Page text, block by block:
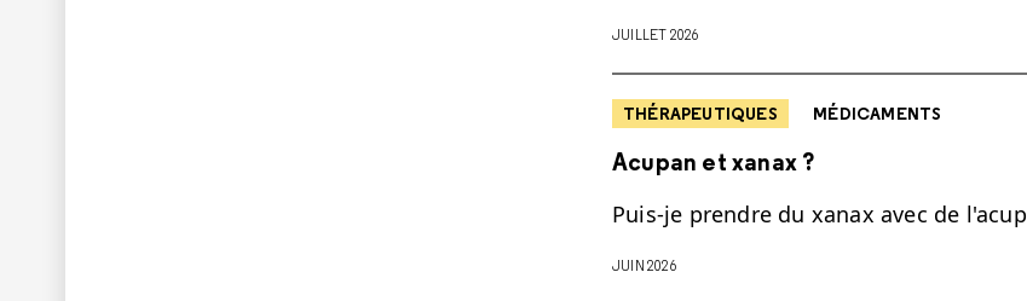
JUILLET 2026
THÉRAPEUTIQUES MÉDICAMENTS
Acupan et xanax ?
Puis-je prendre du xanax avec de
JUIN 2026